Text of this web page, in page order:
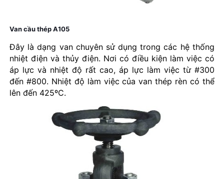
Van cầu thép A105
Đây là dạng van chuyên sử dụng trong các hệ thống
nhiệt điện và thủy điện. Nơi có điều kiện làm việc có
áp lực và nhiệt độ rất cao, áp lực làm việc từ #300
đến #800. Nhiệt độ làm việc của van thép rèn có thể
lên đến 425ºC.